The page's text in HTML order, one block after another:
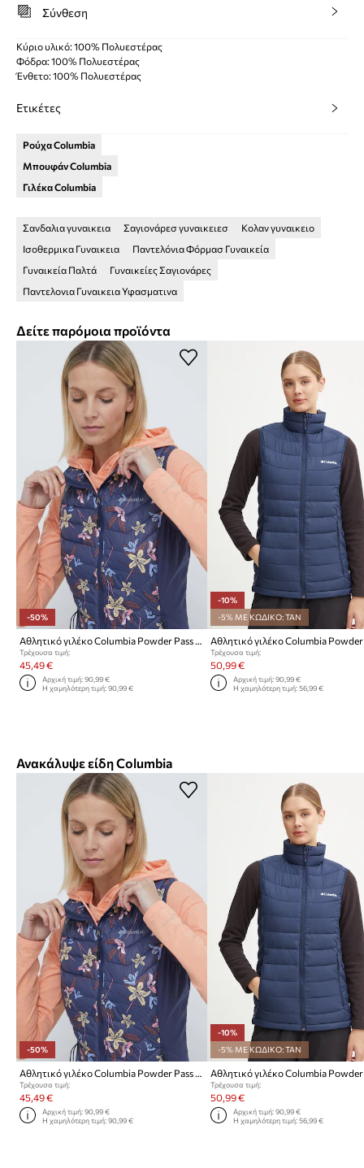
Σύνθεση
Κύριο υλικό: 100% Πολυεστέρας
Φόδρα: 100% Πολυεστέρας
Ένθετο: 100% Πολυεστέρας
Ετικέτες
Ρούχα Columbia
Μπουφάν Columbia
Γιλέκα Columbia
Σανδαλια γυναικεια Σαγιονάρεσ γυναικειεσ
Κολαν γυναικειο
Ισοθερμικα Γυναικεια
Παντελόνια Φόρμασ Γυναικεία
Γυναικεία Παλτά
Γυναικείες Σαγιονάρες
Παντελονια Γυναικεια Υφασματινα
Δείτε παρόμοια προϊόντα
-50%
Τρέχουσα τιμή:
45,49 €
Αρχική τιμή:90,99 €
Η χαμηλότερη τιμή:90,99 €
-10%
-5% ΜΕ ΚΩΔΙΚΟ: TAN
Αθλητικό γιλέκο Columbia
Τρέχουσα τιμή:
50,99 €
Αρχική τιμή: 90,99 €
Η χαμηλότερη τιμή: 56,99 €
Ανακάλυψε είδη Columbia
-50%
Τρέχουσα τιμή:
45,49 €
Αρχική τιμή:90,99 €
Η χαμηλότερη τιμή:90,99 €
-10%
-5% ΜΕ ΚΩΔΙΚΟ: TAN
Αθλητικό γιλέκο Columbia
Τρέχουσα τιμή:
50,99 €
Αρχική τιμή: 90,99 €
Η χαμηλότερη τιμή: 56,99 €